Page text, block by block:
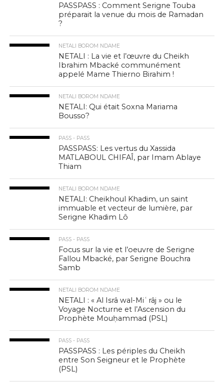
PASSPASS : Comment Serigne Touba
préparait la venue du mois de Ramadan
?
NETALI BOROM NDAME
NETALI : La vie et l’œuvre du Cheikh
Ibrahim Mbacké communément
appelé Mame Thierno Birahim !
NETALI BOROM NDAME
NETALI: Qui était Soxna Mariama
Bousso?
PASS - PASS
PASSPASS: Les vertus du Xassida
MATLABOUL CHIFAÎ, par Imam Ablaye
Thiam
NETALI BOROM NDAME
NETALI: Cheikhoul Khadim, un saint
immuable et vecteur de lumière, par
Serigne Khadim Lô
PASS - PASS
Focus sur la vie et l’oeuvre de Serigne
Fallou Mbacké, par Serigne Bouchra
Samb
NETALI BOROM NDAME
NETALI : « Al Isrâ wal-Miʿrâj » ou le
Voyage Nocturne et l’Ascension du
Prophète Mouḥammad (PSL)
PASS - PASS
PASSPASS : Les périples du Cheikh
entre Son Seigneur et le Prophète
(PSL)